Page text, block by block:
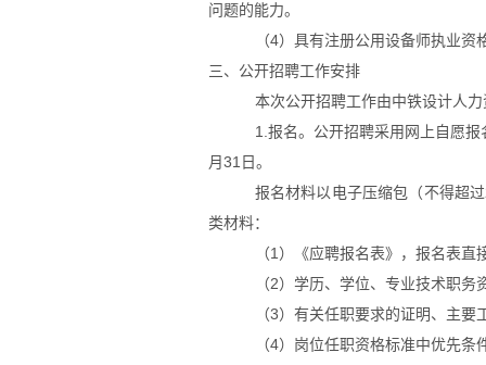
问题的能力。
（4）具有注册公用设备师执业资
三、公开招聘工作安排
本次公开招聘工作由中铁设计人
1.报名。公开招聘采用网上自愿
月31 日。
报名材料以电子压缩包（不得超过
类材料：
（1 ）《应聘报名表》，报名表直
（2）学历、学位、专业技术职务
（3）有关任职要求的证明、主要
（4）岗位任职资格标准中优先条